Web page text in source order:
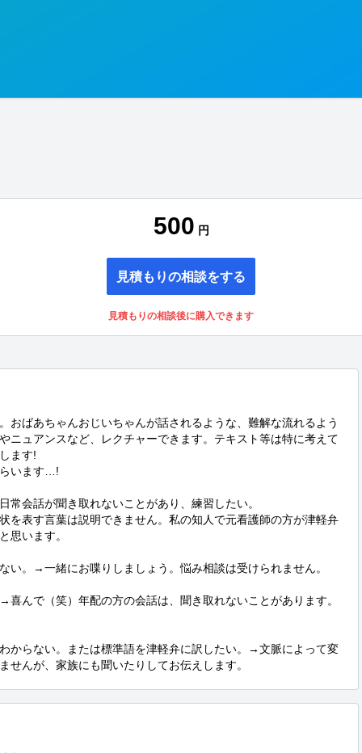
500 円
見積もりの相談をする
見積もりの相談後に購入できます
おばあちゃんおじいちゃんが話されるような、難解な流れるよう
ニュアンスなど、レクチャーできます。テキスト等は特に考えて
ます!
います…!
常会話が聞き取れないことがあり、練習したい。
を表す言葉は説明できません。私の知人で元看護師の方が津軽弁
思います。
い。→一緒にお喋りしましょう。悩み相談は受けられません。
んで（笑）年配の方の会話は、聞き取れないことがあります。
からない。または標準語を津軽弁に訳したい。→文脈によって変
せんが、家族にも聞いたりしてお伝えします。